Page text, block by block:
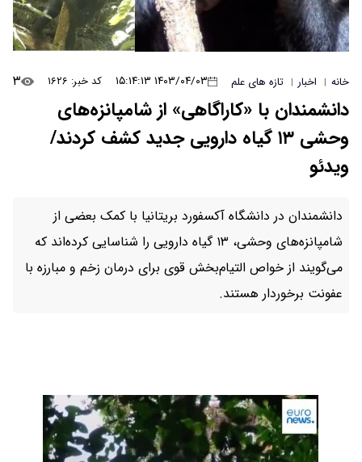
خانه | اخبار | تازه های علم ۱۴۰۳/۰۴/۰۳ ۱۵:۱۴:۱۳ کد خبر: ۱۶۲۶ ۳
دانشمندان با «کاراگاهی» از شامپانزه‌های
وحشی ۱۳ گیاه دارویی جدید کشف کردند/
ویدئو
دانشمندان در دانشگاه آکسفورد بریتانیا با کمک بعضی از
شامپانزه‌های وحشی، ۱۳ گیاه دارویی را شناسایی کرده‌اند که
می‌گویند از خواص التیام‌بخش قوی برای درمان زخم و مبارزه با
عفونت برخوردار هستند.